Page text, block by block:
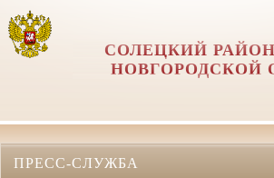
СОЛЕЦКИЙ
НОВГОРОДСКОЙ
ПРЕСС-СЛУЖБА